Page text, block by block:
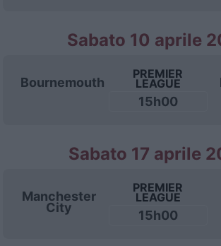
Sabato 10 aprile
Bournemouth
PREMIER
LEAGUE
15h00
Sabato 17 aprile
Manchester
City
PREMIER
LEAGUE
15h00